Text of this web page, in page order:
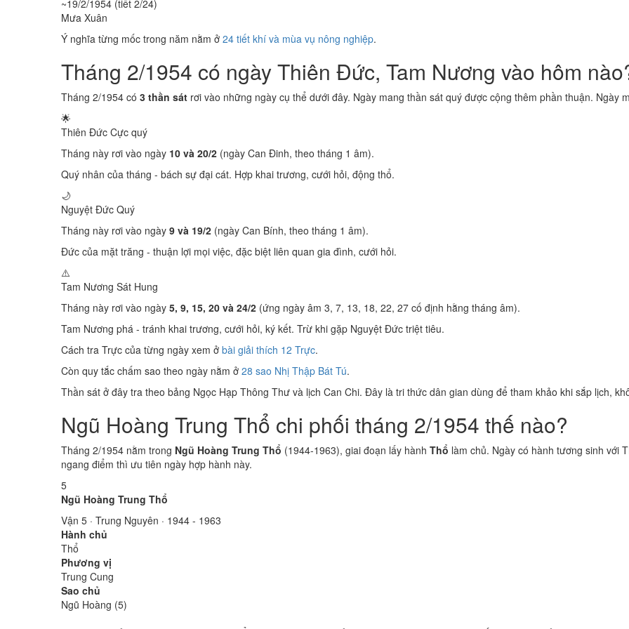
~19/2/1954 (tiết 2/24)
Mưa Xuân
Ý nghĩa từng mốc trong năm nằm ở 24 tiết khí và mùa vụ nông nghiệp.
Tháng 2/1954 có ngày Thiên Đức, Tam Nương vào hôm
Tháng 2/1954 có 3 thần sát rơi vào những ngày cụ thể dưới đây. Ngày mang thần sát quý được cộng thêm phần thuận. Ngày
🌟
Thiên Đức Cực quý
Tháng này rơi vào ngày 10 và 20/2 (ngày Can Đinh, theo tháng 1 âm).
Quý nhân của tháng - bách sự đại cát. Hợp khai trương, cưới hỏi, động thổ.
🌙
Nguyệt Đức Quý
Tháng này rơi vào ngày 9 và 19/2 (ngày Can Bính, theo tháng 1 âm).
Đức của mặt trăng - thuận lợi mọi việc, đặc biệt liên quan gia đình, cưới hỏi.
⚠️
Tam Nương Sát Hung
Tháng này rơi vào ngày 5, 9, 15, 20 và 24/2 (ứng ngày âm 3, 7, 13, 18, 22, 27 cố định hằng tháng âm).
Tam Nương phá - tránh khai trương, cưới hỏi, ký kết. Trừ khi gặp Nguyệt Đức triệt tiêu.
Cách tra Trực của từng ngày xem ở bài giải thích 12 Trực.
Còn quy tắc chấm sao theo ngày nằm ở 28 sao Nhị Thập Bát Tú.
Thần sát ở đây tra theo bảng Ngọc Hạp Thông Thư và lịch Can Chi. Đây là tri thức dân gian dùng để tham khảo khi sắp lịch,
Ngũ Hoàng Trung Thổ chi phối tháng 2/1954 thế nào?
Tháng 2/1954 nằm trong Ngũ Hoàng Trung Thổ (1944-1963), giai đoạn lấy hành Thổ làm chủ. Ngày có hành tương sinh với
ngang điểm thì ưu tiên ngày hợp hành này.
5
Ngũ Hoàng Trung Thổ
Vận 5 · Trung Nguyên · 1944 - 1963
Hành chủ
Thổ
Phương vị
Trung Cung
Sao chủ
Ngũ Hoàng (5)